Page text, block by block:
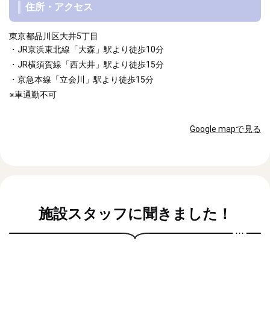
住所・アクセス
東京都品川区大井5丁目
・JR京浜東北線「大森」駅より徒歩10分
・JR横須賀線「西大井」駅より徒歩15分
・京急本線「立会川」駅より徒歩15分
※車通勤不可
Google mapで見る
施設スタッフに聞きました！